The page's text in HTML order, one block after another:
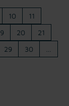
10
11
20
21
29 30